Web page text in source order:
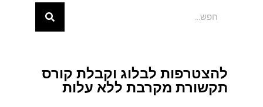
להצטרפות לבלוג וקבלת קורס
תקשורת מקרבת ללא עלות